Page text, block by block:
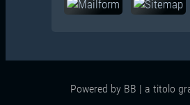
Powered by BB | a titolo